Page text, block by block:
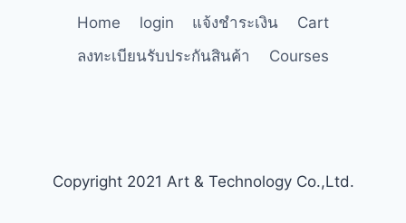
Home login แจ้งชำระเงิน
Cart
ลงทะเบียนรับประกันสินค้า
Courses
Copyright 2021 Art & Technology Co.,Ltd.